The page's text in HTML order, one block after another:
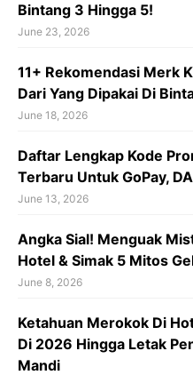
Bintang 3 Hingga 5!
June 23, 2026
11+ Rekomendasi Merk
Dari Yang Dipakai Di
June 18, 2026
Daftar Lengkap Kode
Terbaru Untuk GoPay,
June 13, 2026
Angka Sial! Menguak
Hotel & Simak 5 Mitos
June 8, 2026
Ketahuan Merokok Di
Di 2026 Hingga Letak
Mandi